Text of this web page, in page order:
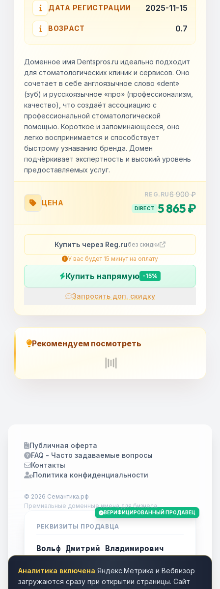
Аналитика включена Яндекс.Метрика и Вебвизор
загружаются сразу при открытии страницы. Сайт
ДАТА РЕГИСТРАЦИИ 2025-11-15
ВОЗРАСТ 0.7
Доменное имя Dentspros.ru идеально подходит
для стоматологических клиник и сервисов. Оно
сочетает в себе англоязычное слово «dent»
(зуб) и русскоязычное «про» (профессионализм,
качество), что создаёт ассоциацию с
профессиональной стоматологической
помощью. Короткое и запоминающееся, оно
легко воспринимается и способствует
быстрому узнаванию бренда. Домен
подчёркивает экспертность и высокий уровень
предоставляемых услуг.
ЦЕНА
REG.RU6 900 ₽
DIRECT 5 865 ₽
Купить через Reg.ruбез скидки
У вас будет 15 минут на оплату
Купить напрямую -15%
Запросить доп. скидку
Рекомендуем посмотреть
Публичная оферта
FAQ - Часто задаваемые вопросы
Контакты
Политика конфиденциальности
© 2026 Семантика.рф
Премиальные доменные имена для бизнеса.
ВЕРИФИЦИРОВАННЫЙ ПРОДАВЕЦ
РЕКВИЗИТЫ ПРОДАВЦА
Вольф Дмитрий Владимирович
Город
Томск